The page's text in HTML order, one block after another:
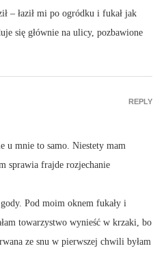
– łaził mi po ogródku i fukał jak
się głównie na ulicy, pozbawione
u mnie to samo. Niestety mam
sprawia frajde rozjechanie
Pod moim oknem fukały i
towarzystwo wynieść w krzaki, bo
ze snu w pierwszej chwili byłam
REPLY